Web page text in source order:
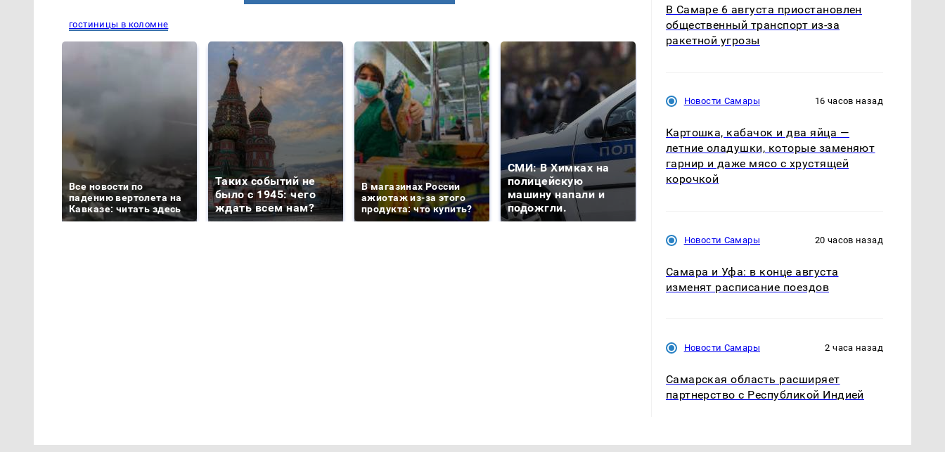
гостиницы в коломне
Все новости по
падению вертолета на
Кавказе: читать здесь
Таких событий не
было с 1945: чего
ждать всем нам?
В магазинах России
ажиотаж из-за этого
продукта: что купить?
СМИ: В Химках на
полицейскую
машину напали и
подожгли.
Где будет встреча
В Самаре 6 августа приостановлен
общественный транспорт из-за
ракетной угрозы
Новости Самары 16 часов назад
Картошка, кабачок и два яйца —
летние оладушки, которые заменяют
гарнир и даже мясо с хрустящей
корочкой
Новости Самары 20 часов назад
Самара и Уфа: в конце августа
изменят расписание поездов
Новости Самары 2 часа назад
Самарская область расширяет
партнерство с Республикой Индией